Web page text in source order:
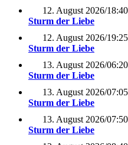
12. August 2026/
Sturm der Liebe
12. August 2026/
Sturm der Liebe
13. August 2026/
Sturm der Liebe
13. August 2026/
Sturm der Liebe
13. August 2026/
Sturm der Liebe